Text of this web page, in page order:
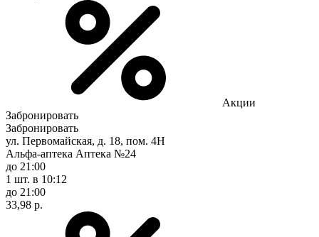
Акции
Забронировать
Забронировать
ул. Первомайская, д. 18, пом. 4Н
Альфа-аптека Аптека №24
до 21:00
1 шт. в 10:12
до 21:00
33,98 р.